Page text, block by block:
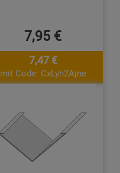
7,95 €
7,47 €
mit Code: CxLyh2Ajne